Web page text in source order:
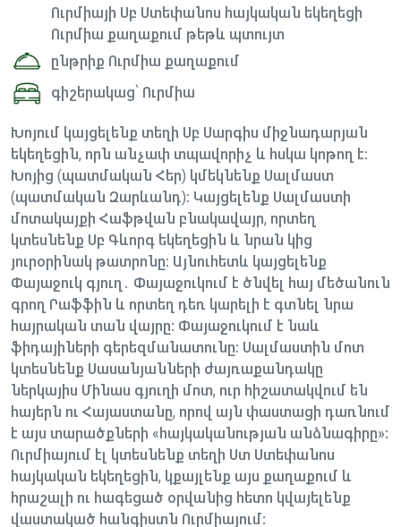
Ուրմիայի Սբ Ստեփանոս հայկական եկեղեցի
Ուրմիա քաղաքում թեթև պտույտ
ընթրիք Ուրմիա քաղաքում
գիշերակաց՝ Ուրմիա
Խոյում կայցելենք տեղի Սբ Սարգիս միջնադարյան
եկեղեցին, որն անչափ տպավորիչ և հսկա կոթող է։
Խոյից (պատմական Հեր) կմեկնենք Սալմաստ
(պատմական Զարևանդ)։ Կայցելենք Սալմաստի
մոտակայքի Հաֆթվան բնակավայր, որտեղ
կտեսնենք Սբ Գևորգ եկեղեցին և նրան կից
յուրօրինակ թատրոնը։ Այնուհետև կայցելենք
Փայաջուկ գյուղ․ Փայաջուկում է ծնվել հայ մեծանուն
գրող Րաֆֆին և որտեղ դեռ կարելի է գտնել նրա
հայրական տան վայրը: Փայաջուկում է նաև
ֆիդայիների գերեզմանատունը։ Սալմաստին մոտ
կտեսնենք Սասանյանների ժայռաքանդակը
ներկայիս Մինաս գյուղի մոտ, ուր հիշատակվում են
հայերն ու Հայաստանը, որով այն փաստացի դառնում
է այս տարածքների «հայկականության անձնագիրը»:
Ուրմիայում էլ կտեսնենք տեղի Ստ Ստեփանոս
հայկական եկեղեցին, կքայլենք այս քաղաքում և
հրաշալի ու հագեցած օրվանից հետո կվայելենք
վաստակած հանգիստն Ուրմիայում: